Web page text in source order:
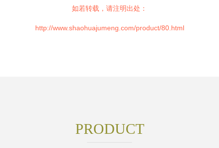
如若转载，请注明出处：
http://www.shaohuajumeng.com/product/80.html
PRODUCT